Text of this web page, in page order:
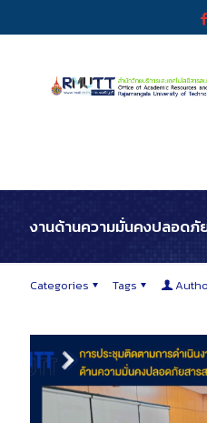
งานด้านความมั่นคงปลอดภั
Categories Tags